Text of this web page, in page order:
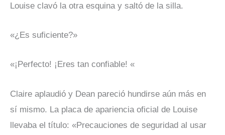
Louise clavó la otra esquina y saltó de la silla.
«¿Es suficiente?»
«¡Perfecto! ¡Eres tan confiable! «
Claire aplaudió y Dean pareció hundirse aún más en
sí mismo. La placa de apariencia oficial de Louise
llevaba el título: «Precauciones de seguridad al usar